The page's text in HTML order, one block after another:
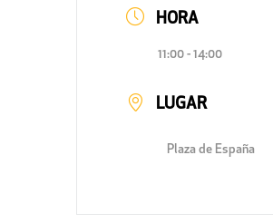
HORA
11:00 - 14:00
LUGAR
Plaza de España